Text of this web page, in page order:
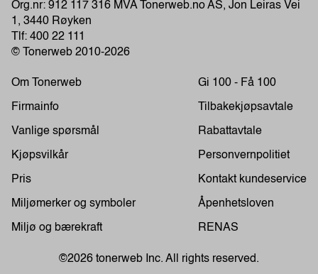
Org.nr: 912 117 316 MVA Tonerweb.no AS, Jon Leiras Vei
1, 3440 Røyken
Tlf: 400 22 111
© Tonerweb 2010-2026
Om Tonerweb
Firmainfo
Vanlige spørsmål
Kjøpsvilkår
Pris
Miljømerker og symboler
Miljø og bærekraft
Gi 100 - Få 100
Tilbakekjøpsavtale
Rabattavtale
Personvernpolitiet
Kontakt kundeservice
Åpenhetsloven
RENAS
©2026 tonerweb Inc. All rights reserved.